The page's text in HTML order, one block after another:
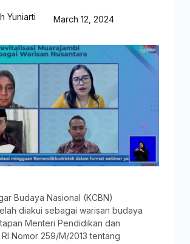
Yuniarti March 12, 2024
Budaya Nasional (KCBN)
diakui sebagai warisan budaya
Menteri Pendidikan dan
Nomor 259/M/2013 tentang